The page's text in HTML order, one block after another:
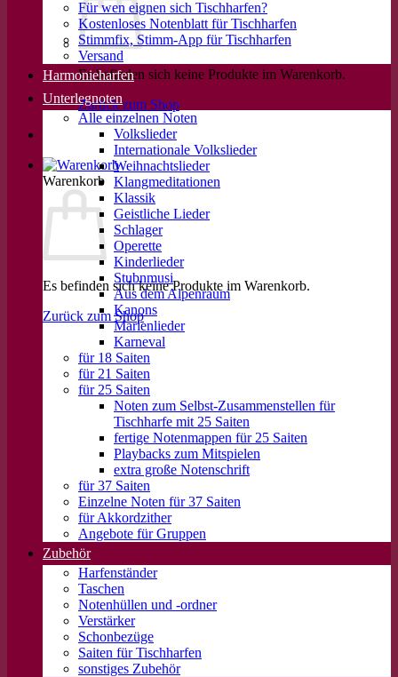
Es befinden sich keine Produkte im Warenkorb.
Zurück zum Shop
Warenkorb
Es befinden sich keine Produkte im Warenkorb.
Zurück zum Shop
Für wen eignen sich Tischharfen?
Kostenloses Notenblatt für Tischharfen
Stimmfix, Stimm-App für Tischharfen
Versand
Harmonieharfen
Unterlegnoten
Alle einzelnen Noten
Volkslieder
Internationale Volkslieder
Weihnachtslieder
Klangmeditationen
Klassik
Geistliche Lieder
Schlager
Operette
Kinderlieder
Stubnmusi
Aus dem Alpenraum
Kanons
Marienlieder
Karneval
für 18 Saiten
für 21 Saiten
für 25 Saiten
Noten zum Selbst-Zusammenstellen für
Tischharfe mit 25 Saiten
fertige Notenmappen für 25 Saiten
Playbacks zum Mitspielen
extra große Notenschrift
für 37 Saiten
Einzelne Noten für 37 Saiten
für Akkordzither
Angebote für Gruppen
Zubehör
Harfenständer
Taschen
Notenhüllen und -ordner
Verstärker
Schonbezüge
Saiten für Tischharfen
sonstiges Zubehör